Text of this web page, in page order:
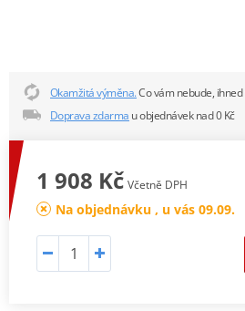
Okamžitá výměna.Co vám nebude,
Doprava zdarma u objednávek nad 0 Kč
1 908 Kč Včetně DPH
Na objednávku , u vás 09.09.